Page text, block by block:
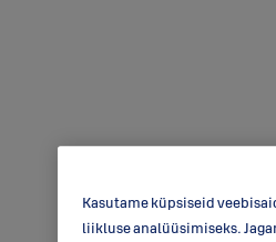
Kasutame küpsiseid
liikluse analüüsimiseks.